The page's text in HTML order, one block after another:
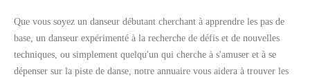
Que vous soyez un danseur débutant cherchant à apprendre les pas de
base, un danseur expérimenté à la recherche de défis et de nouvelles
techniques, ou simplement quelqu'un qui cherche à s'amuser et à se
dépenser sur la piste de danse, notre annuaire vous aidera à trouver les